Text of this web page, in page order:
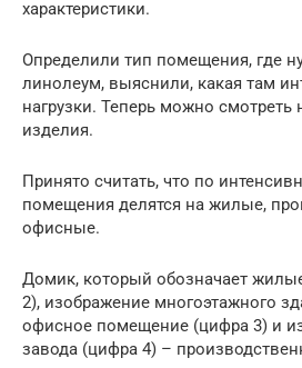
характеристики.
Определили тип помещения, где
линолеум, выяснили, какая там
нагрузки. Теперь можно смотреть
изделия.
Принято считать, что по
помещения делятся на жилые,
офисные.
Домик, который обозначает
2), изображение многоэтажного
офисное помещение (цифра 3) и
завода (цифра 4) –